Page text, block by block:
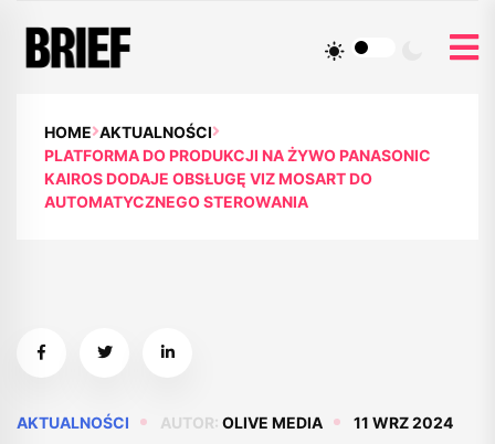
HOME AKTUALNOŚCI
PLATFORMA DO PRODUKCJI NA ŻYWO PANASONIC
KAIROS DODAJE OBSŁUGĘ VIZ MOSART DO
AUTOMATYCZNEGO STEROWANIA
AKTUALNOŚCI AUTOR: OLIVE MEDIA 11 WRZ 2024